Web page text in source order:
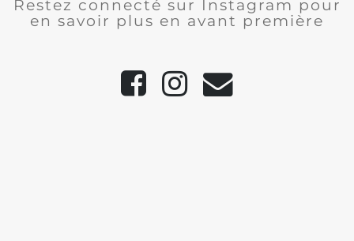
Restez connecté sur Instagram pour
en savoir plus en avant première